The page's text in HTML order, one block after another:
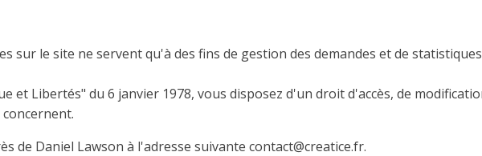
sur le site ne servent qu'à des fins de gestion des demandes et de
et Libertés" du 6 janvier 1978, vous disposez d'un droit d'accès, de
de Daniel Lawson à l'adresse suivante contact@creatice.fr.